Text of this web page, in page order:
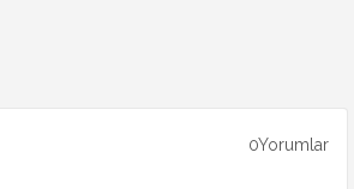
0Yorumlar